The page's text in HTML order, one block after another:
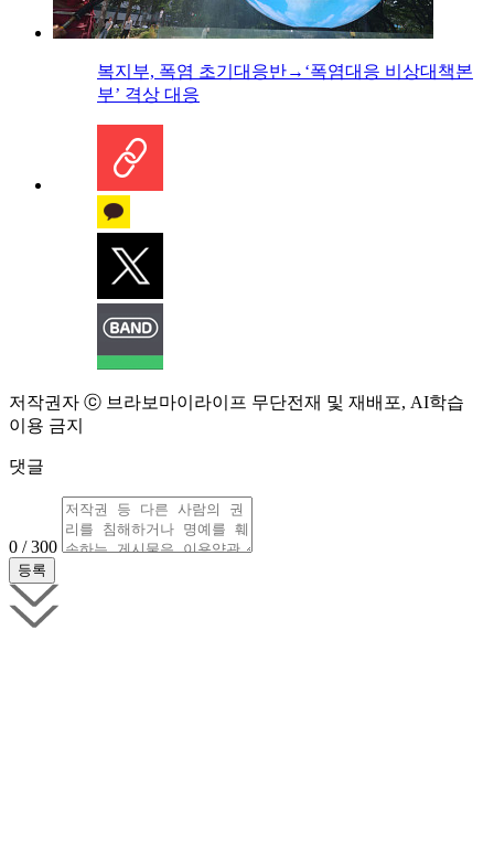
복지부, 폭염 초기대응반→‘폭염대응 비상대책본
부’ 격상 대응
저작권자 ⓒ 브라보마이라이프 무단전재 및 재배포, AI학습
이용 금지
댓글
0 / 300